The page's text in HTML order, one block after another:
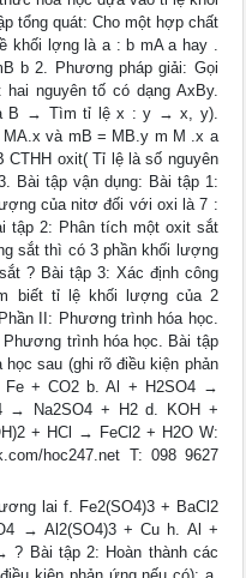
tổng quát: Cho một hợp chất
khối lợng là a : b mA a hay .
b 2. Phương pháp giải: Gọi
nguyên tố có dạng AxBy.
B → Tìm tỉ lệ x : y → x, y).
và mB = MB.y m M .x a
oxit( Tỉ lệ là số nguyên
Bài tập vận dụng: Bài tập 1:
của nitơ đối với oxi là 7 :
tập 2: Phân tích một oxit sắt
sắt thì có 3 phần khối lượng
? Bài tập 3: Xác định công
biết tỉ lệ khối lượng của 2
II: Phương trình hóa học.
trình hóa học. Bài tập
sau (ghi rõ điều kiện phản
+ CO2 b. Al + H2SO4 →
→ Na2SO4 + H2 d. KOH +
+ HCl → FeCl2 + H2O W:
hoc247.net T: 098 9627
lai f. Fe2(SO4)3 + BaCl2
→ Al2(SO4)3 + Cu h. Al +
Bài tập 2: Hoàn thành các